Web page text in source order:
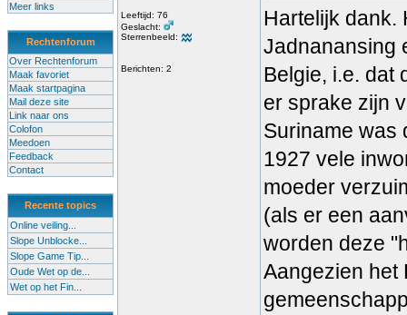
Meer links
Rechtenforum
Over Rechtenforum
Maak favoriet
Maak startpagina
Mail deze site
Link naar ons
Colofon
Meedoen
Feedback
Contact
Recente topics
Online veiling...
Slope Unblocke...
Slope Game Tip...
Oude Wet op de...
Wet op het Fin...
Leeftijd: 76
Geslacht:
Sterrenbeeld:
Berichten: 2
Hartelijk dank.
Jadnanansing
Belgie, i.e. dat
er sprake zijn
Suriname was
1927 vele
moeder
(als er een
worden deze
Aangezien het